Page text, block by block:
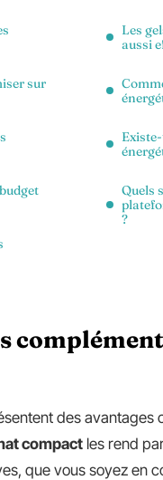
sur
Les
aussi
Quels
?
des avantages
compact les rend
que vous soyez en